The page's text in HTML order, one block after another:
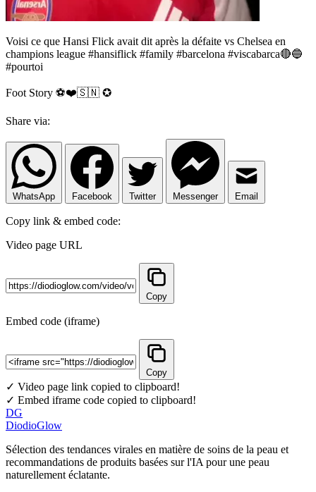
Voisi ce que Hansi Flick avait dit après la défaite vs Chelsea en
champions league #hansiflick #family #barcelona #viscabarca🔴🔵
#pourtoi
Foot Story ⚽️❤️🇸🇳 ✪
Share via:
WhatsApp Facebook Twitter Messenger Email
Copy link & embed code:
Video page URL
Copy
Embed code (iframe)
Copy
✓ Video page link copied to clipboard!
✓ Embed iframe code copied to clipboard!
DG
DiodioGlow
Sélection des tendances virales en matière de soins de la peau et
recommandations de produits basées sur l'IA pour une peau
naturellement éclatante.